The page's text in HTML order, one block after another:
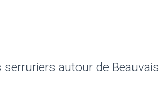
autour de Beauvais